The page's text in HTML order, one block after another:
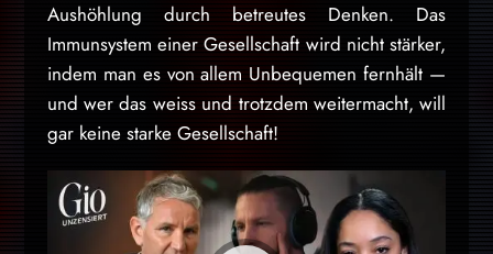
Aushöhlung durch betreutes Denken. Das
Immunsystem einer Gesellschaft wird nicht stärker,
indem man es von allem Unbequemen fernhält —
und wer das weiss und trotzdem weitermacht, will
gar keine starke Gesellschaft!